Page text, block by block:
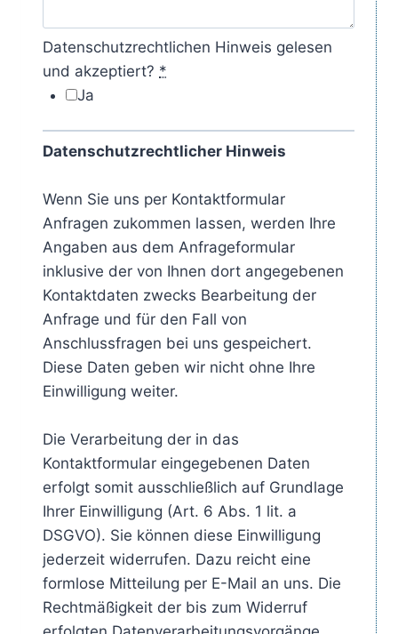
Datenschutzrechtlichen Hinweis gelesen
und akzeptiert? *
Ja
Datenschutzrechtlicher Hinweis
Wenn Sie uns per Kontaktformular
Anfragen zukommen lassen, werden Ihre
Angaben aus dem Anfrageformular
inklusive der von Ihnen dort angegebenen
Kontaktdaten zwecks Bearbeitung der
Anfrage und für den Fall von
Anschlussfragen bei uns gespeichert.
Diese Daten geben wir nicht ohne Ihre
Einwilligung weiter.
Die Verarbeitung der in das
Kontaktformular eingegebenen Daten
erfolgt somit ausschließlich auf Grundlage
Ihrer Einwilligung (Art. 6 Abs. 1 lit. a
DSGVO). Sie können diese Einwilligung
jederzeit widerrufen. Dazu reicht eine
formlose Mitteilung per E-Mail an uns. Die
Rechtmäßigkeit der bis zum Widerruf